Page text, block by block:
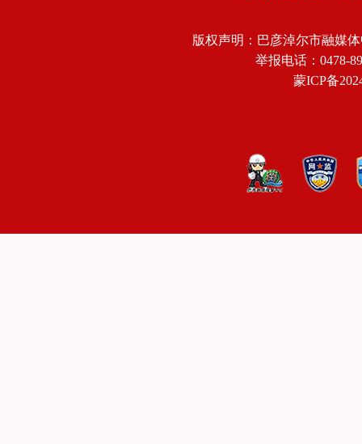
版权声明：巴彦淖尔市融媒
举报电话：0478-
蒙ICP备